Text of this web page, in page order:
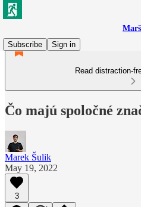
Subscribe
Sign in
Read distraction-
Čo majú spoločné
Marek Šulik
May 19, 2022
3